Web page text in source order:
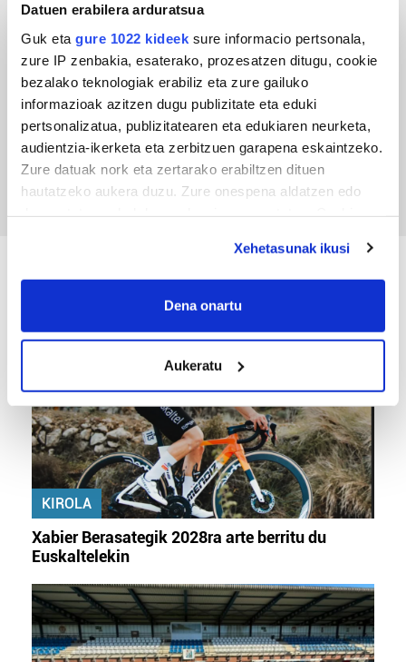
Datuen erabilera arduratsua
Guk eta gure 1022 kideek sure informacio pertsonala,
zure IP zenbakia, esaterako, prozesatzen ditugu, cookie
bezalako teknologiak erabiliz eta zure gailuko
informazioak azitzen dugu publizitate eta eduki
pertsonalizatua, publizitatearen eta edukiaren neurketa,
audientzia-ikerketa eta zerbitzuen garapena eskaintzeko.
Zure datuak nork eta zertarako erabiltzen dituen
hautatzeko aukera duzu. Zure onespena aldatzen edo
If you allow, we would also like to:
Collect information about your geographical
meters
Identify your device by actively scanning it for
specific characteristics (fingerprinting)
Find out more about how your personal data is processed
and set your preferences in thedetails section.
Guk eta gure bazkideek zure datu pertsonalak
prozesatzen ditugu, zure IP zenbakia, besteak beste,
pertsonalizatuak eskaintzeko, iragarkiak eta edukia
produktuak garatzeko. Zure datuak nork eta zertarako
erabiltzen dituen hauta dezakezu.
Bazkide batzuek ez dizute baimenik eskatzen, eta beren
Xehetasunak ikusi
Dena onartu
Aukeratu
TXIRRINDULARITZA
Tourreko goierritarrak
KIROLA
KIROLA
Xabier Berasategik 2028ra arte berritu du
Euskaltelekin